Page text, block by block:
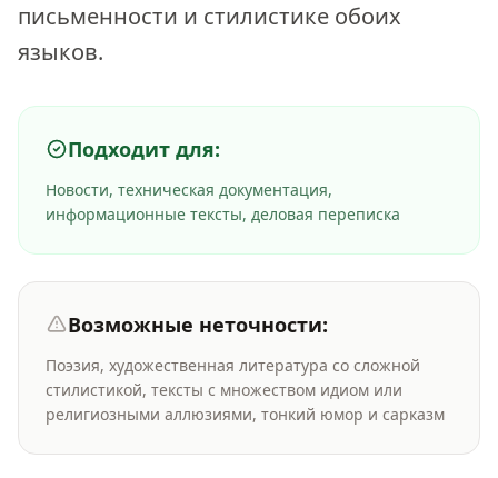
письменности и стилистике обоих
языков.
Подходит для:
Новости, техническая документация,
информационные тексты, деловая переписка
Возможные неточности:
Поэзия, художественная литература со сложной
стилистикой, тексты с множеством идиом или
религиозными аллюзиями, тонкий юмор и сарказм